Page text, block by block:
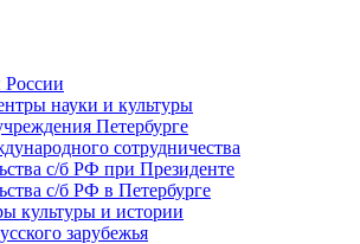
науки и культуры
Петербурге
сотрудничества
с/б РФ при Президенте
с/б РФ в Петербурге
культуры и истории
зарубежья